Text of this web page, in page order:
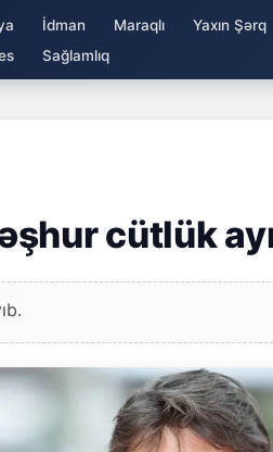
İdman Maraqlı Yaxın Şərq
Sağlamlıq
cütlük